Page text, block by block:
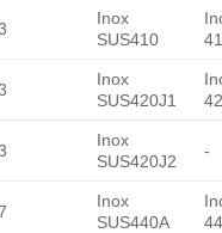
Inox
SUS410
Inox
SUS420J1
Inox
SUS420J2
-
Inox
SUS440A